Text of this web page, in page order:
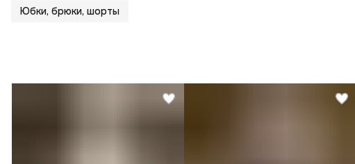
Юбки, брюки, шорты